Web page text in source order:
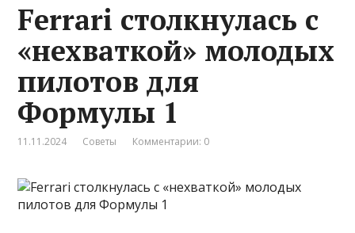
Ferrari столкнулась с
«нехваткой» молодых
пилотов для
Формулы 1
11.11.2024 Советы Комментарии: 0